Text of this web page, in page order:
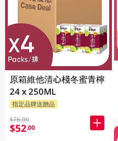
原箱維他清心棧冬蜜青檸
24 x 250ML
指定品牌送贈品
$76.00
$52.00